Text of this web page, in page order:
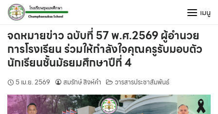
Skip
content
เมนู
จดหมายข่าว ฉบับที่ 57 พ.ศ.2569 ผู้อำนวย
การโรงเรียน ร่วมให้กำลังใจคุณครูรับมอบตัว
นักเรียนชั้นมัธยมศึกษาปีที่ 4
5 เม.ย. 2569 สมรักษ์ สิงห์คำ วารสารประชาสัมพันธ์